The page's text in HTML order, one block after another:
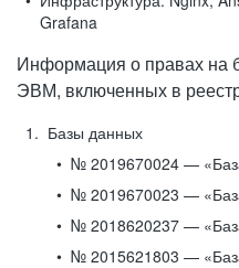
Grafana
Информация о правах на
ЭВМ, включенных в
Базы данных
№ 2019670024 —
№ 2019670023 —
№ 2018620237 —
№ 2015621803 —